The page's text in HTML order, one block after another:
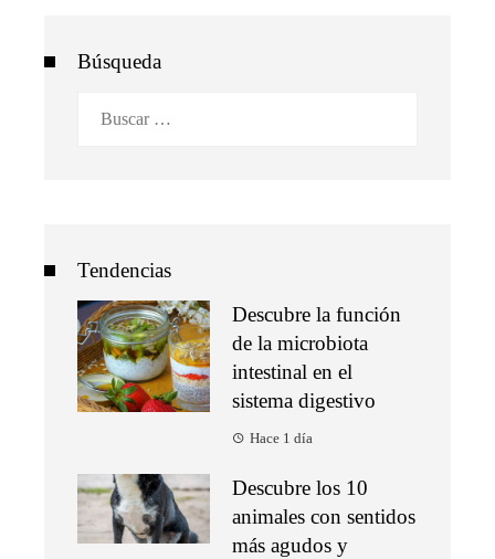
Búsqueda
Tendencias
Descubre la función
de la microbiota
intestinal en el
sistema digestivo
Hace 1 día
Descubre los 10
animales con sentidos
más agudos y